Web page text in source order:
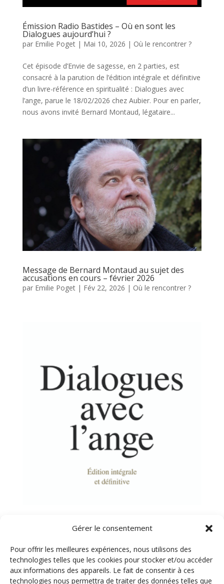
Gérer le consentement
Pour offrir les meilleures expériences, nous utilisons des
technologies telles que les cookies pour stocker et/ou accéder
aux informations des appareils. Le fait de consentir à ces
technologies nous permettra de traiter des données telles que
Émission Radio Bastides – Où en sont les
Dialogues aujourd’hui ?
par Emilie Poget| Mai 10, 2026 | Où le rencontrer ?
Cet épisode d’Envie de sagesse, en 2 parties, est
consacré à la parution de l’édition intégrale et définitive
d’un livre-référence en spiritualité : Dialogues avec
l’ange, parue le 18/02/2026 chez Aubier. Pour en parler,
nous avons invité Bernard Montaud, légataire...
Message de Bernard Montaud au sujet des
accusations en cours – février 2026
par Emilie Poget| Fév 22, 2026 | Où le rencontrer ?
Sortie de la nouvelle édition des Dialogues avec
l’ange – 18 février 2026
« Attention, ce n’est plus moi qui parle ! » Par ces mots
commence, dans un petit village de Hongrie, une